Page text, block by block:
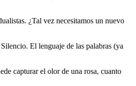
¿Tal vez necesitamos un nuevo
El lenguaje de las palabras (ya
capturar el olor de una rosa, cuanto